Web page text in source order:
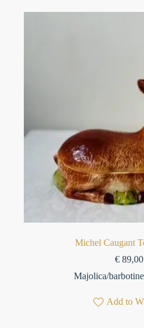
Michel Caugant
€ 89,00
Majolica/barbotine
Add to